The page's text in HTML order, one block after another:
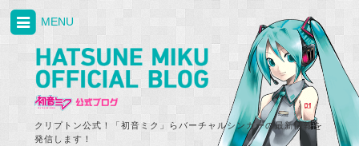
クリプトン公式！「初音ミク」らバーチャルシンガーの最新情報を
発信します！
MENU